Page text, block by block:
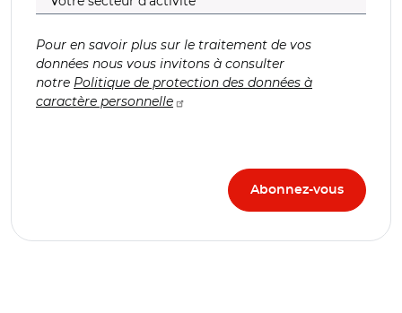
Pour en savoir plus sur le traitement de vos
données nous vous invitons à consulter
notre Politique de protection des données à
caractère personnelle